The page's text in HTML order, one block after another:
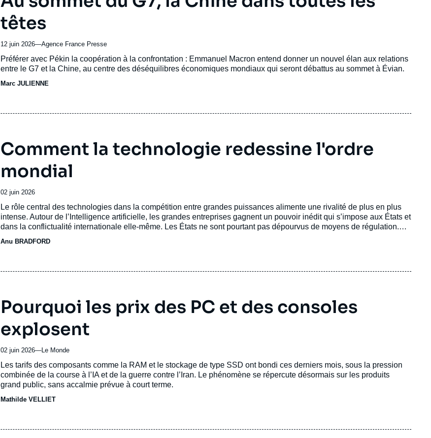
têtes
12 juin 2026—Nom
journal,
revue
ou
Agence France Presse
Accroche
Préférer avec Pékin la coopération à la confrontation : Emmanuel Macron entend donner un nouvel élan aux relations
entre le G7 et la Chine, au centre des déséquilibres économiques mondiaux qui seront débattus au sommet à Évian.
Marc JULIENNE
Comment la technologie redessine l'ordre
mondial
Date
de
publication
02 juin 2026
Accroche
Le rôle central des technologies dans la compétition entre grandes puissances alimente une rivalité de plus en plus
intense. Autour de l’Intelligence artificielle, les grandes entreprises gagnent un pouvoir inédit qui s’impose aux États et
dans la conflictualité internationale elle-même. Les États ne sont pourtant pas dépourvus de moyens de régulation.
coopération internationale à réinventer.
Anu BRADFORD
Pourquoi les prix des PC et des consoles
explosent
02 juin 2026—Nom
journal,
revue
ou
émission
Le Monde
Accroche
Les tarifs des composants comme la RAM et le stockage de type SSD ont bondi ces derniers mois, sous la pression
combinée de la course à l’IA et de la guerre contre l’Iran. Le phénomène se répercute désormais sur les produits
grand public, sans accalmie prévue à court terme.
Mathilde VELLIET